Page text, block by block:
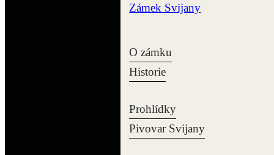
Zámek Svijany
O zámku
Historie
Prohlídky
Pivovar Svijany